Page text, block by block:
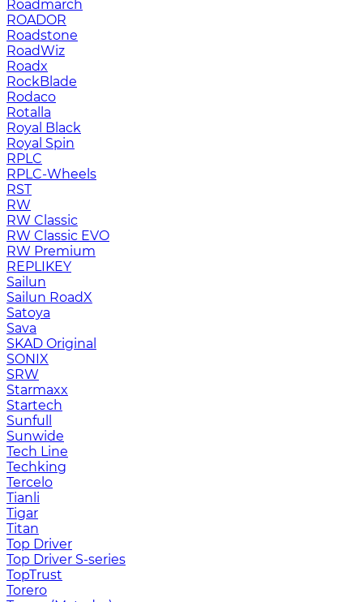
Roadmarch
ROADOR
Roadstone
RoadWiz
Roadx
RockBlade
Rodaco
Rotalla
Royal Black
Royal Spin
RPLC
RPLC-Wheels
RST
RW
RW Classic
RW Classic EVO
RW Premium
RЕPLIKEY
Sailun
Sailun RoadX
Satoya
Sava
SKAD Original
SONIX
SRW
Starmaxx
Startech
Sunfull
Sunwide
Tech Line
Techking
Tercelo
Tianli
Tigar
Titan
Top Driver
Top Driver S-series
TopTrust
Torero